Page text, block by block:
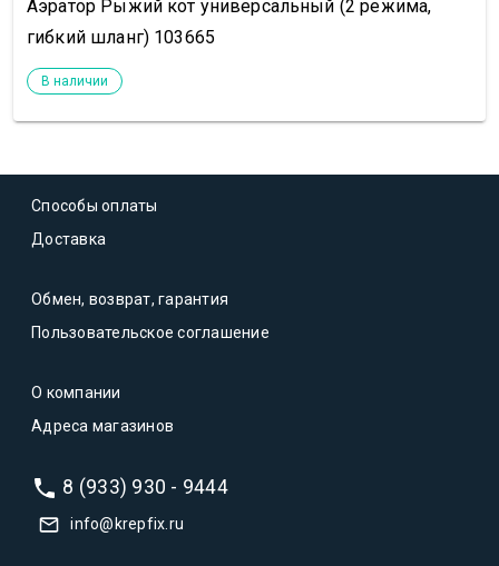
Аэратор Рыжий кот универсальный (2 режима,
гибкий шланг) 103665
В наличии
Способы оплаты
Доставка
Обмен, возврат, гарантия
Пользовательское соглашение
О компании
Адреса магазинов
8 (933) 930 - 9444
info@krepfix.ru